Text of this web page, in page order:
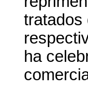
tratados
ha